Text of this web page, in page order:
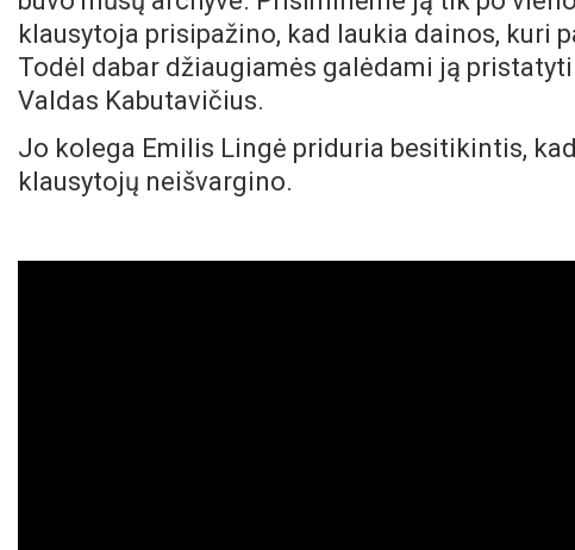
klausytoja prisipažino, kad laukia dainos, kuri
Todėl dabar džiaugiamės galėdami ją
Valdas Kabutavičius.
Jo kolega Emilis Lingė priduria besitikintis,
klausytojų neišvargino.